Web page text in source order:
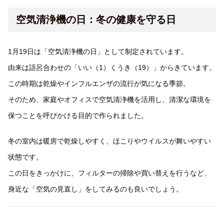
空気清浄機の日：冬の健康を守る日
1月19日は「空気清浄機の日」として制定されています。
由来は語呂合わせの「いい（1）くうき（19）」からきています。
この時期は乾燥やインフルエンザの流行が気になる季節。
そのため、家庭やオフィスで空気清浄機を活用し、清潔な環境を
保つことを呼びかける目的で作られました。
冬の室内は暖房で乾燥しやすく、ほこりやウイルスが舞いやすい
状態です。
この日をきっかけに、フィルターの掃除や買い替えを行うなど、
身近な「空気の見直し」をしてみるのも良いでしょう。